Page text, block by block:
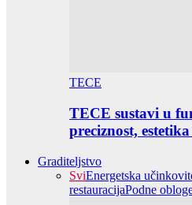
TECE
TECE sustavi u
preciznost,
Graditeljstvo
SviEnergetska
restauracijaPodne